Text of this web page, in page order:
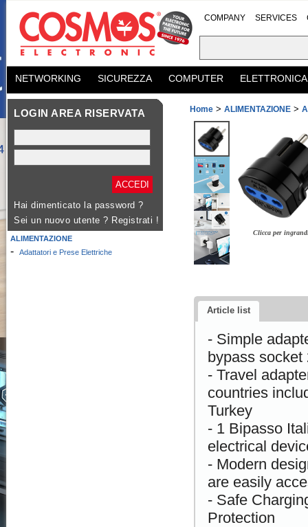
COMPANY SERVICES
NETWORKING SICUREZZA COMPUTER ELETTRONICA
LOGIN AREA RISERVATA
Hai dimenticato la password ?
Sei un nuovo utente ? Registrati !
ALIMENTAZIONE
- Adattatori e Prese Elettriche
Home > ALIMENTAZIONE >
Clicca per
Article list
- Simple
bypass
- Travel
countries
Turkey
- 1 Bipasso
electrical
- Modern
are easily
- Safe
Protection